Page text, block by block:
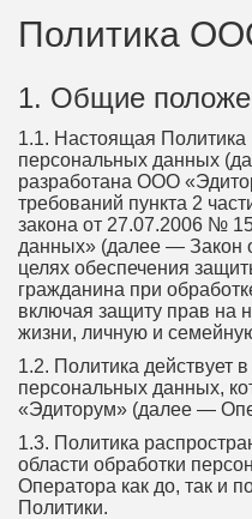
Политика
1. Общие
1.1. Настоящая Политика
персональных данных
разработана ООО
требований пункта 2
закона от 27.07.2006 №
данных» (далее — Закон
целях обеспечения
гражданина при
включая защиту прав на
жизни, личную и
1.2. Политика действует
персональных данных,
«Эдиторум» (далее —
1.3. Политика
области обработки
Оператора как до, так и
Политики.